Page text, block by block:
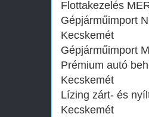
Flottakezelés
Gépjárműimport
Kecskemét
Gépjárműimport
Prémium autó
Kecskemét
Lízing zárt- és
Kecskemét